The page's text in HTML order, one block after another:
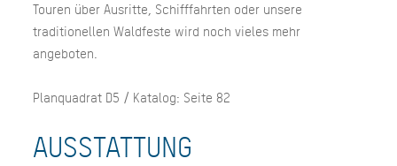
Touren über Ausritte, Schifffahrten oder unsere
traditionellen Waldfeste wird noch vieles mehr
angeboten.
Planquadrat D5 / Katalog: Seite 82
AUSSTATTUNG